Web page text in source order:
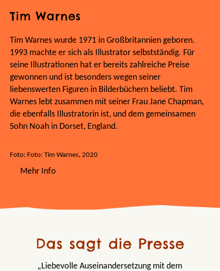
Tim Warnes
Tim Warnes wurde 1971 in Großbritannien geboren.
1993 machte er sich als Illustrator selbstständig. Für
seine Illustrationen hat er bereits zahlreiche Preise
gewonnen und ist besonders wegen seiner
liebenswerten Figuren in Bilderbüchern beliebt. Tim
Warnes lebt zusammen mit seiner Frau Jane Chapman,
die ebenfalls Illustratorin ist, und dem gemeinsamen
Sohn Noah in Dorset, England.
Foto: Foto: Tim Warnes, 2020
Mehr Info
Das sagt die Presse
„Liebevolle Auseinandersetzung mit dem